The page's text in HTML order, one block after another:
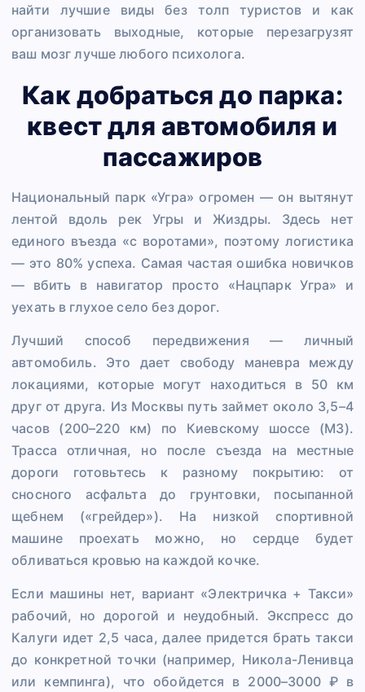
найти лучшие виды без толп туристов и как
организовать выходные, которые перезагрузят
ваш мозг лучше любого психолога.
Как добраться до парка:
квест для автомобиля и
пассажиров
Национальный парк «Угра» огромен — он вытянут
лентой вдоль рек Угры и Жиздры. Здесь нет
единого въезда «с воротами», поэтому логистика
— это 80% успеха. Самая частая ошибка новичков
— вбить в навигатор просто «Нацпарк Угра» и
уехать в глухое село без дорог.
Лучший способ передвижения — личный
автомобиль. Это дает свободу маневра между
локациями, которые могут находиться в 50 км
друг от друга. Из Москвы путь займет около 3,5–4
часов (200–220 км) по Киевскому шоссе (М3).
Трасса отличная, но после съезда на местные
дороги готовьтесь к разному покрытию: от
сносного асфальта до грунтовки, посыпанной
щебнем («грейдер»). На низкой спортивной
машине проехать можно, но сердце будет
обливаться кровью на каждой кочке.
Если машины нет, вариант «Электричка + Такси»
рабочий, но дорогой и неудобный. Экспресс до
Калуги идет 2,5 часа, далее придется брать такси
до конкретной точки (например, Никола-Ленивца
или кемпинга), что обойдется в 2000–3000 ₽ в